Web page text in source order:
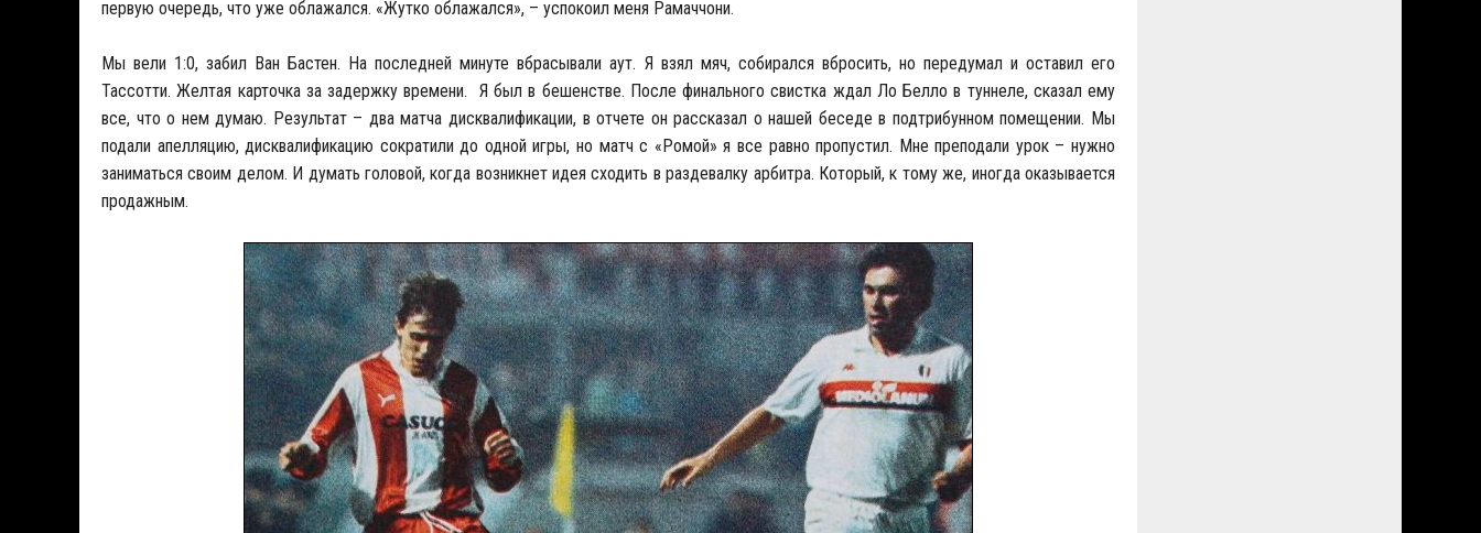
первую очередь, что уже облажался. «Жутко облажался», – успокоил меня Рамаччони.
Мы вели 1:0, забил Ван Бастен. На последней минуте вбрасывали аут. Я взял мяч, собирался вбросить, но передумал и оставил его
Тассотти. Желтая карточка за задержку времени. Я был в бешенстве. После финального свистка ждал Ло Белло в туннеле, сказал ему
все, что о нем думаю. Результат – два матча дисквалификации, в отчете он рассказал о нашей беседе в подтрибунном помещении. Мы
подали апелляцию, дисквалификацию сократили до одной игры, но матч с «Ромой» я все равно пропустил. Мне преподали урок – нужно
заниматься своим делом. И думать головой, когда возникнет идея сходить в раздевалку арбитра. Который, к тому же, иногда оказывается
продажным.